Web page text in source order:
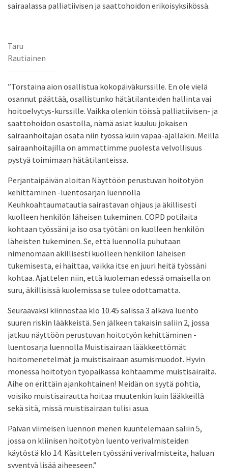
sairaalassa palliatiivisen ja saattohoidon erikoisyksikössä.
Taru
Rautiainen
”Torstaina aion osallistua kokopäiväkurssille. En ole vielä
osannut päättää, osallistunko hätätilanteiden hallinta vai
hoitoelvytys-kurssille. Vaikka olenkin töissä palliatiivisen- ja
saattohoidon osastolla, nämä asiat kuuluu jokaisen
sairaanhoitajan osata niin työssä kuin vapaa-ajallakin. Meillä
sairaanhoitajilla on ammattimme puolesta velvollisuus
pystyä toimimaan hätätilanteissa.
Perjantaipäivän aloitan Näyttöön perustuvan hoitotyön
kehittäminen -luentosarjan luennolla
Keuhkoahtaumatautia sairastavan ohjaus ja äkillisesti
kuolleen henkilön läheisen tukeminen. COPD potilaita
kohtaan työssäni ja iso osa työtäni on kuolleen henkilön
läheisten tukeminen. Se, että luennolla puhutaan
nimenomaan äkillisesti kuolleen henkilön läheisen
tukemisesta, ei haittaa, vaikka itse en juuri heitä työssäni
kohtaa. Ajattelen niin, että kuoleman edessä omaisella on
suru, äkillisissä kuolemissa se tulee odottamatta.
Seuraavaksi kiinnostaa klo 10.45 salissa 3 alkava luento
suuren riskin lääkkeistä. Sen jälkeen takaisin saliin 2, jossa
jatkuu näyttöön perustuvan hoitotyön kehittäminen -
luentosarja luennolla Muistisairaan lääkkeettömät
hoitomenetelmät ja muistisairaan asumismuodot. Hyvin
monessa hoitotyön työpaikassa kohtaamme muistisairaita.
Aihe on erittäin ajankohtainen! Meidän on syytä pohtia,
voisiko muistisairautta hoitaa muutenkin kuin lääkkeillä
sekä sitä, missä muistisairaan tulisi asua.
Päivän viimeisen luennon menen kuuntelemaan saliin 5,
jossa on kliinisen hoitotyön luento verivalmisteiden
käytöstä klo 14. Käsittelen työssäni verivalmisteita, haluan
syventyä lisää aiheeseen.”